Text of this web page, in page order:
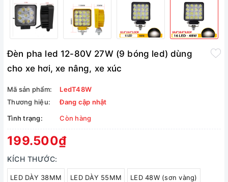
Đèn pha led 12-80V 27W (9 bóng led) dùng
cho xe hơi, xe nâng, xe xúc
Mã sản phẩm:
LedT48W
Thương hiệu:
Đang cập nhật
Tình trạng:
Còn hàng
199.500₫
KÍCH THƯỚC:
LED DÀY 38MM LED DÀY 55MM LED 48W (sơn vàng)